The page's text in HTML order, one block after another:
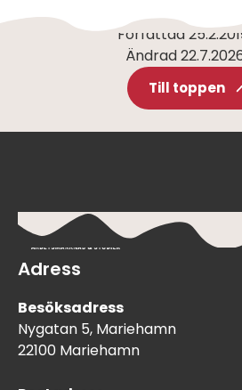
Författad
Ändrad22.7.2026
Till toppen
Adress
Besöksadress
Nygatan 5, Mariehamn
22100 Mariehamn